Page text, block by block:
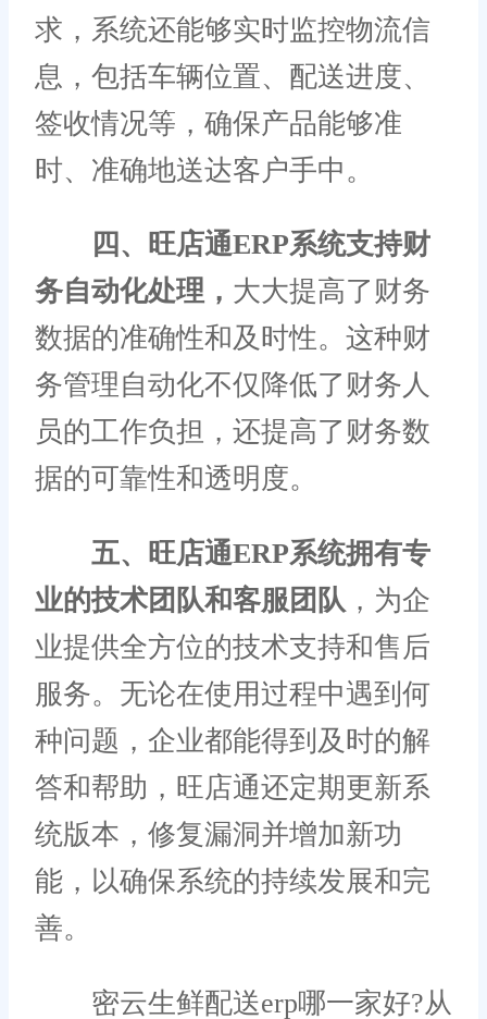
求，系统还能够实时监控物流信
息，包括车辆位置、配送进度、
签收情况等，确保产品能够准
时、准确地送达客户手中。
四、旺店通ERP系统支持财
务自动化处理， 大大提高了财务
数据的准确性和及时性。这种财
务管理自动化不仅降低了财务人
员的工作负担，还提高了财务数
据的可靠性和透明度。
五、旺店通ERP系统拥有专
业的技术团队和客服团队 ，为企
业提供全方位的技术支持和售后
服务。无论在使用过程中遇到何
种问题，企业都能得到及时的解
答和帮助，旺店通还定期更新系
统版本，修复漏洞并增加新功
能，以确保系统的持续发展和完
善。
密云生鲜配送erp哪一家好?从